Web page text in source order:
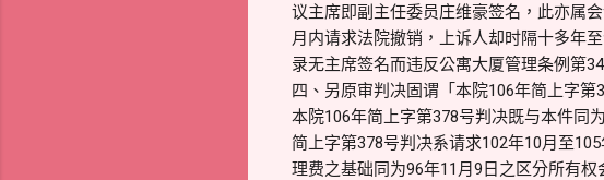
议主席即副主任委员庄维豪签名，此亦属
月内请求法院撤销，上诉人却时隔十多年
录无主席签名而违反公寓大厦管理条例第
四、另原审判决固谓「本院106年简上字
本院106年简上字第378号判决既与本件同
简上字第378号判决系请求102年10月至
理费之基础同为96年11月9日之区分所有